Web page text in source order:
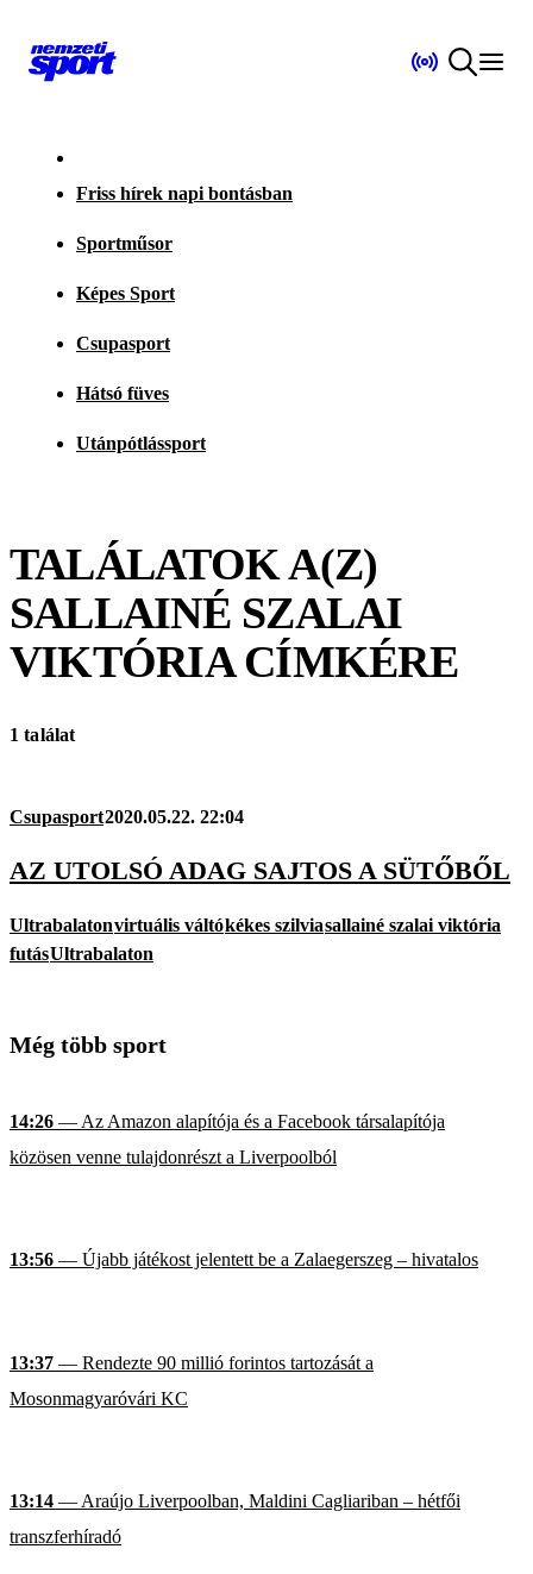
Friss hírek napi bontásban
Sportműsor
Képes Sport
Csupasport
Hátsó füves
Utánpótlássport
TALÁLATOK A(Z)
SALLAINÉ SZALAI
VIKTÓRIACÍMKÉRE
1 találat
Csupasport2020.05.22. 22:04
AZ UTOLSÓ ADAG SAJTOS A SÜTŐBŐL
Ultrabalatonvirtuális váltókékes szilviasallainé szalai viktória
futásUltrabalaton
Még több sport
14:26 — Az Amazon alapítója és a Facebook társalapítója
közösen venne tulajdonrészt a Liverpoolból
13:56 — Újabb játékost jelentett be a Zalaegerszeg – hivatalos
13:37 — Rendezte 90 millió forintos tartozását a
Mosonmagyaróvári KC
13:14 — Araújo Liverpoolban, Maldini Cagliariban – hétfői
transzferhíradó